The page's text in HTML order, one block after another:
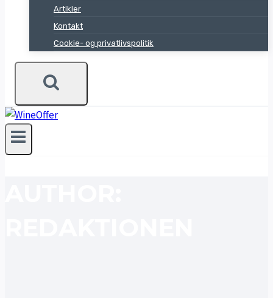
Artikler
Kontakt
Cookie- og privatlivspolitik